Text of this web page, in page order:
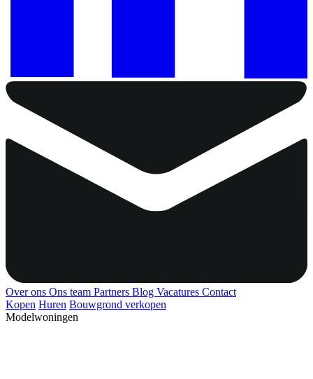
Over ons Ons team Partners Blog Vacatures Contact
Kopen Huren Bouwgrond verkopen
Modelwoningen